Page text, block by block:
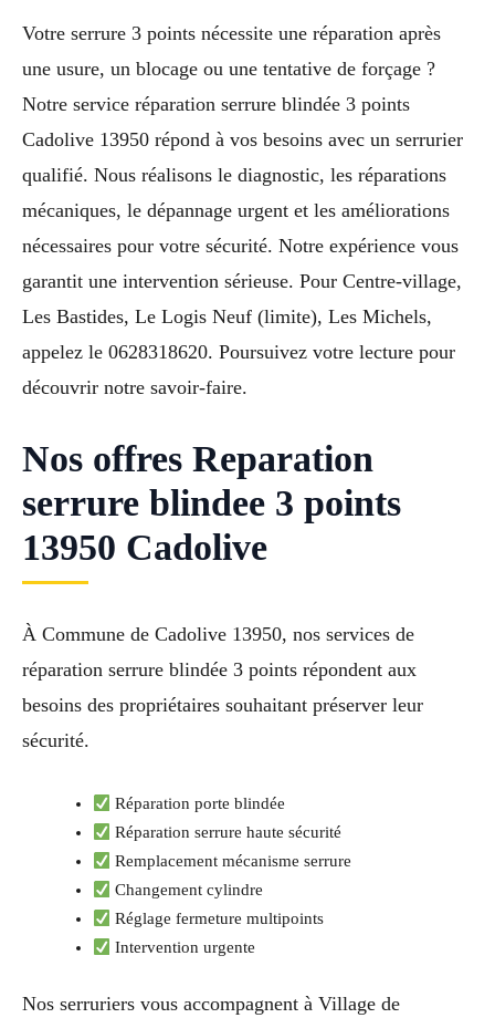
Votre serrure 3 points nécessite une réparation après
une usure, un blocage ou une tentative de forçage ?
Notre service réparation serrure blindée 3 points
Cadolive 13950 répond à vos besoins avec un serrurier
qualifié. Nous réalisons le diagnostic, les réparations
mécaniques, le dépannage urgent et les améliorations
nécessaires pour votre sécurité. Notre expérience vous
garantit une intervention sérieuse. Pour Centre-village,
Les Bastides, Le Logis Neuf (limite), Les Michels,
appelez le 0628318620. Poursuivez votre lecture pour
découvrir notre savoir-faire.
Nos offres Reparation
serrure blindee 3 points
13950 Cadolive
À Commune de Cadolive 13950, nos services de
réparation serrure blindée 3 points répondent aux
besoins des propriétaires souhaitant préserver leur
sécurité.
Réparation porte blindée
Réparation serrure haute sécurité
Remplacement mécanisme serrure
Changement cylindre
Réglage fermeture multipoints
Intervention urgente
Nos serruriers vous accompagnent à Village de